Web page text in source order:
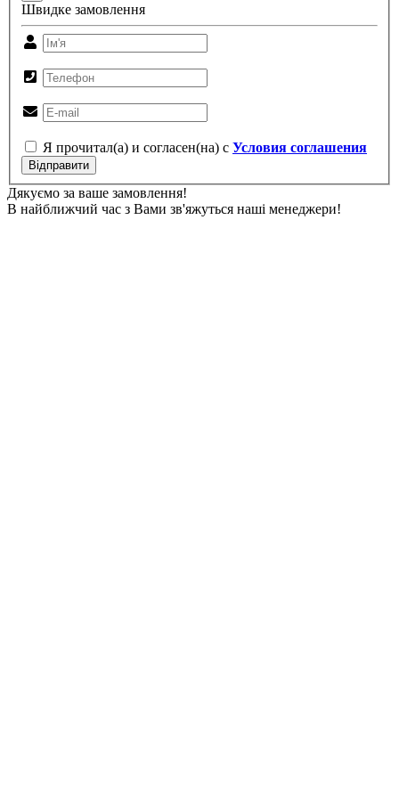
Швидке замовлення
Я прочитал(а) и согласен(на) с Условия соглашения
Відправити
Дякуємо за ваше замовлення!
В найближчий час з Вами зв'яжуться наші менеджери!